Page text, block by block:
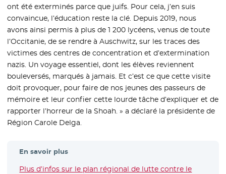
ont été exterminés parce que juifs. Pour cela, j’en suis
convaincue, l’éducation reste la clé. Depuis 2019, nous
avons ainsi permis à plus de 1 200 lycéens, venus de toute
l’Occitanie, de se rendre à Auschwitz, sur les traces des
victimes des centres de concentration et d’extermination
nazis. Un voyage essentiel, dont les élèves reviennent
bouleversés, marqués à jamais. Et c’est ce que cette visite
doit provoquer, pour faire de nos jeunes des passeurs de
mémoire et leur confier cette lourde tâche d’expliquer et de
rapporter l’horreur de la Shoah. » a déclaré la présidente de
Région Carole Delga.
En savoir plus
Plus d’infos sur le plan régional de lutte contre le